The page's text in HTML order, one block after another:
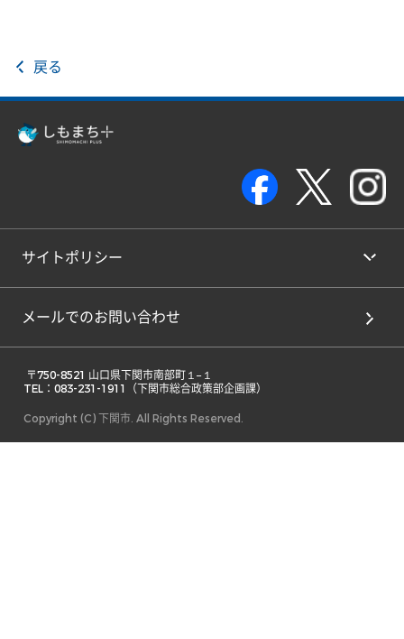
戻る
サイトポリシー
メールでのお問い合わせ
TEL：083-231-1911（下関市総合政策部企画課）
Copyright (C) 下関市. All Rights Reserved.